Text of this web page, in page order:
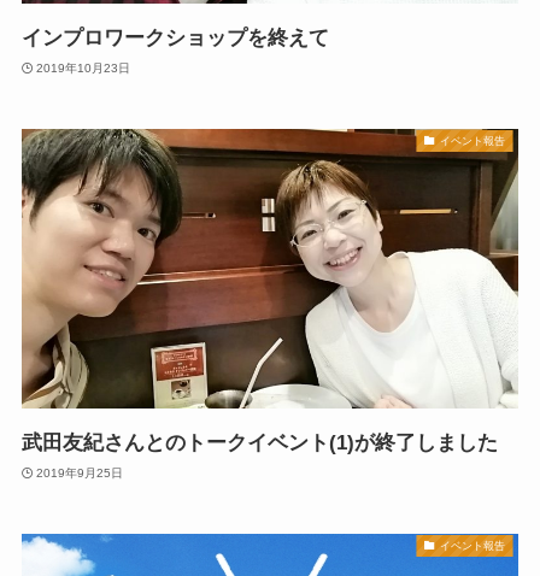
インプロワークショップを終えて
2019年10月23日
イベント報告
武田友紀さんとのトークイベント(1)が終了しました
2019年9月25日
イベント報告